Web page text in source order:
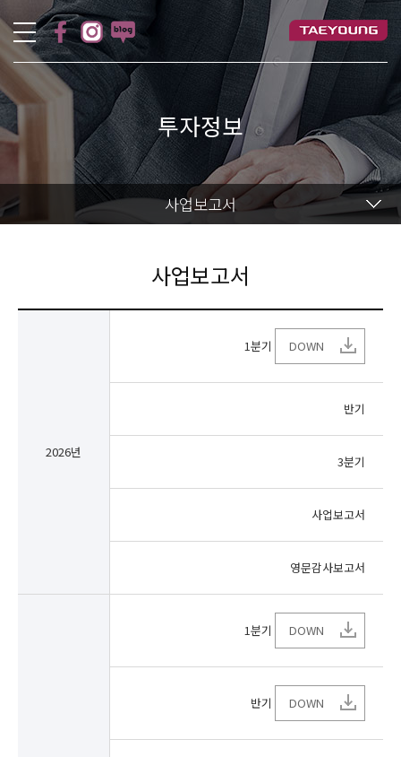
투자정보
사업보고서
사업보고서
2026년
1분기 DOWN
반기
3분기
사업보고서
영문감사보고서
1분기 DOWN
반기 DOWN